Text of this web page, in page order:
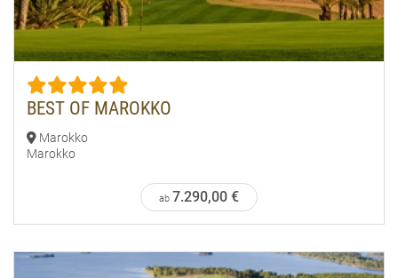
BEST OF MAROKKO
Marokko
Marokko
ab 7.290,00 €